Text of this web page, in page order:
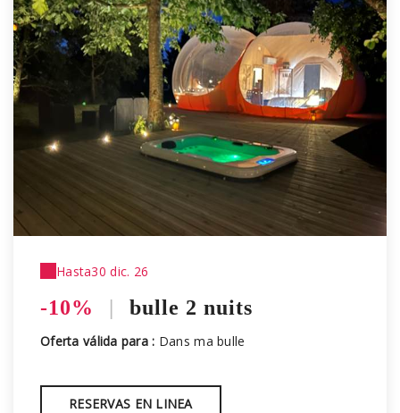
Hasta30 dic. 26
-10% | bulle 2 nuits
Oferta válida para : Dans ma bulle
RESERVAS EN LINEA